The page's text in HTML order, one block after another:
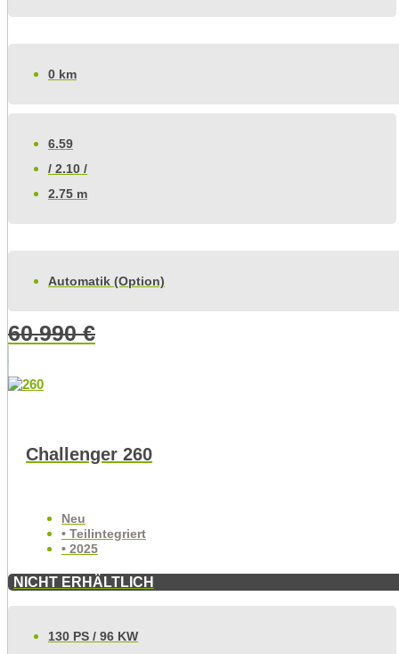
0 km
6.59
/ 2.10 /
2.75 m
Automatik (Option)
60.990€
Challenger 260
Neu
• Teilintegriert
• 2025
NICHT ERHÄLTLICH
130 PS / 96 KW